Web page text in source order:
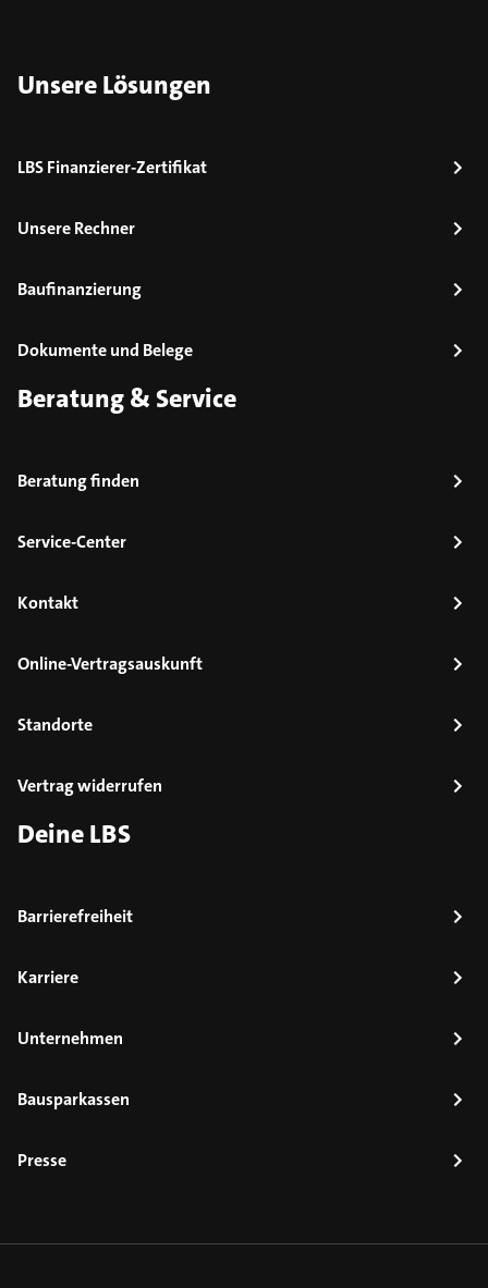
Unsere Lösungen
LBS Finanzierer-Zertifikat
Unsere Rechner
Baufinanzierung
Dokumente und Belege
Beratung & Service
Beratung finden
Service-Center
Kontakt
Online-Vertragsauskunft
Standorte
Vertrag widerrufen
Deine LBS
Barrierefreiheit
Karriere
Unternehmen
Bausparkassen
Presse